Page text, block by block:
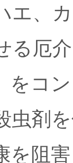
エ、
る厄
をコ
虫剤
を阻